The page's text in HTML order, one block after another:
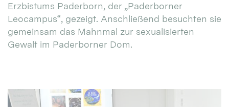
Erzbistums Paderborn, der „Paderborner
Leocampus“, gezeigt. Anschließend besuchten sie
gemeinsam das Mahnmal zur sexualisierten
Gewalt im Paderborner Dom.